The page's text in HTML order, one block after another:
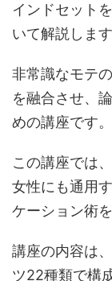
インドセット
いて解説します
非常識なモテ
を融合させ、
めの講座です。
この講座では
女性にも通用
ケーション術
講座の内容は
ツ22種類で構